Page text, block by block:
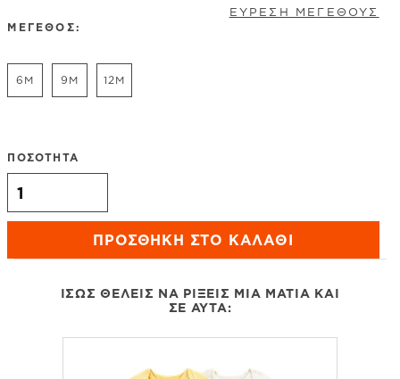
ΜΕΓΕΘΟΣ:
ΕΥΡΕΣΗ ΜΕΓΕΘΟΥΣ
6M 9M 12M
ΠΟΣΟΤΗΤΑ
Carter's σετ τριών τεμαχίων κορμάκια, Μπλε - Κίτρινο-
Γκρι, σχέδιο Tie Dye και ζωάκια του βυθού ποσότητα
ΠΡΟΣΘΉΚΗ ΣΤΟ ΚΑΛΆΘΙ
ΊΣΩΣ ΘΈΛΕΙΣ ΝΑ ΡΊΞΕΙΣ ΜΙΑ ΜΑΤΙΆ ΚΑΙ
ΣΕ ΑΥΤΆ: